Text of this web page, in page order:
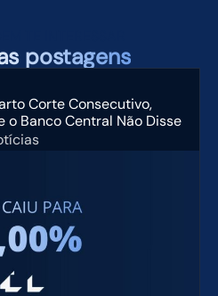
postagens
Corte Consecutivo,
o Banco Central Não Disse